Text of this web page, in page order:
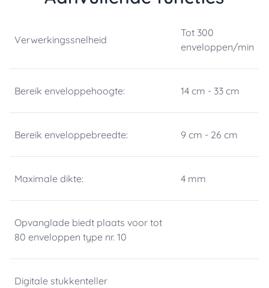
Verwerkingssnelheid
Tot 300
enveloppen/min
Bereik enveloppehoogte: 14 cm - 33 cm
Bereik enveloppebreedte: 9 cm - 26 cm
Maximale dikte: 4 mm
Opvanglade biedt plaats voor tot
80 enveloppen type nr. 10
Digitale stukkenteller